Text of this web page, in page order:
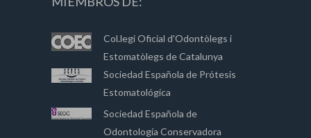
Col.legi Oficial d'Odontòlegs i
Estomatòlegs de Catalunya
Sociedad Española de Prótesis
Estomatológica
Sociedad Española de
Odontología Conservadora